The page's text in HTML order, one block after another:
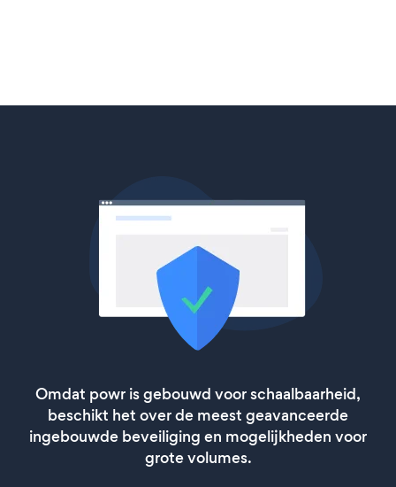
Omdat powr is gebouwd voor schaalbaarheid,
beschikt het over de meest geavanceerde
ingebouwde beveiliging en mogelijkheden voor
grote volumes.